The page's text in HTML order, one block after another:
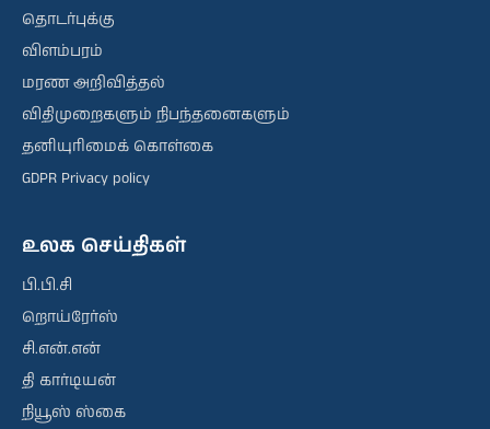
தொடர்புக்கு
விளம்பரம்
மரண அறிவித்தல்
விதிமுறைகளும் நிபந்தனைகளும்
தனியுரிமைக் கொள்கை
GDPR Privacy policy
உலக செய்திகள்
பி.பி.சி
றொய்ரேர்ஸ்
சி.என்.என்
தி கார்டியன்
நியூஸ் ஸ்கை